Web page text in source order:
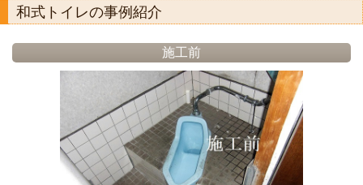
和式トイレの事例紹介
施工前